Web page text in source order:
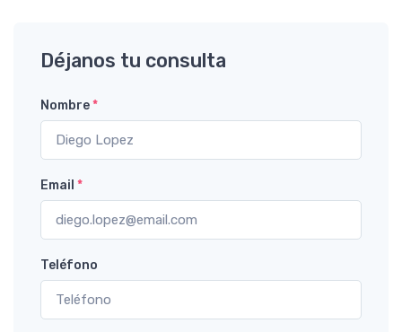
Déjanos tu consulta
Nombre*
Email *
Teléfono